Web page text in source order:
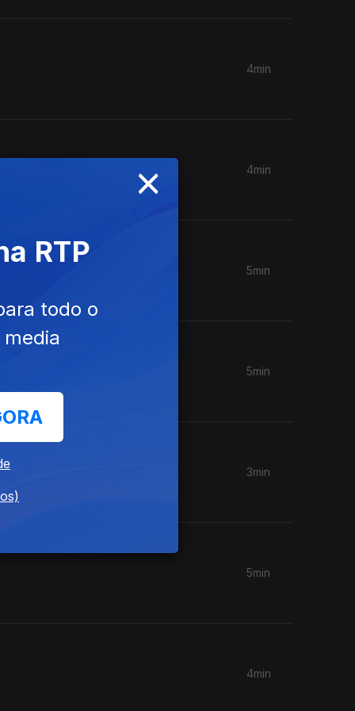
4min
4min
5min
5min
3min
5min
4min
×
RTP
todo o